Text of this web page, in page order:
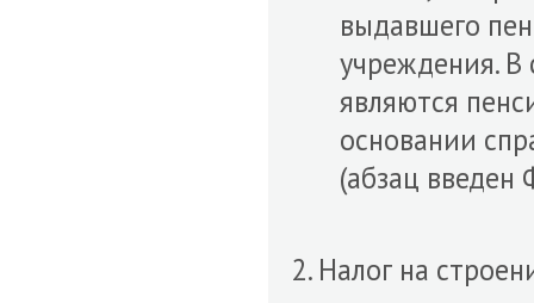
выдавшего
учреждения. В
являются
основании
(абзац
2. Налог на